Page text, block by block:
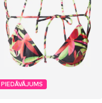
PIEDĀVĀJUMS